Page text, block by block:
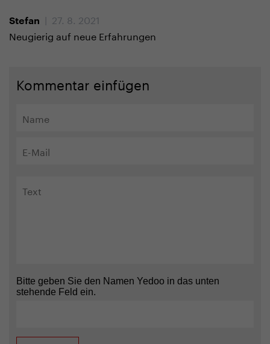
Stefan
| 27. 8. 2021
Neugierig auf neue Erfahrungen
Kommentar einfügen
Bitte geben Sie den Namen Yedoo in das unten
stehende Feld ein.